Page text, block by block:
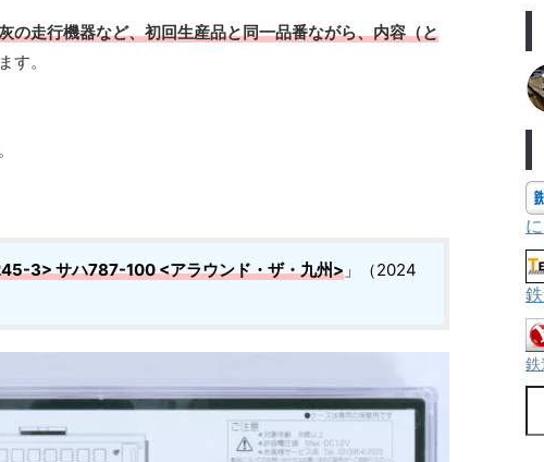
の走行機器など、初回生産品と同一品番ながら、内容（と
す。
3> サハ787-100 <アラウンド・ザ・九州> 」（2024
鉄